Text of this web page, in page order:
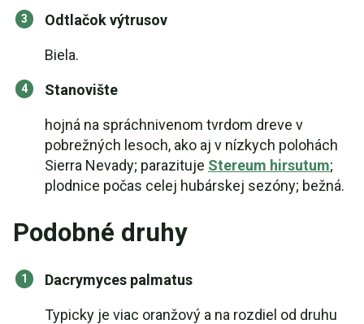
Odtlačok výtrusov
Biela.
Stanovište
hojná na spráchnivenom tvrdom dreve v
pobrežných lesoch, ako aj v nízkych polohách
Sierra Nevady; parazituje Stereum hirsutum;
plodnice počas celej hubárskej sezóny; bežná.
Podobné druhy
Dacrymyces palmatus
Typicky je viac oranžový a na rozdiel od druhu